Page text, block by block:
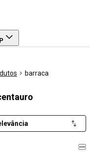
barraca